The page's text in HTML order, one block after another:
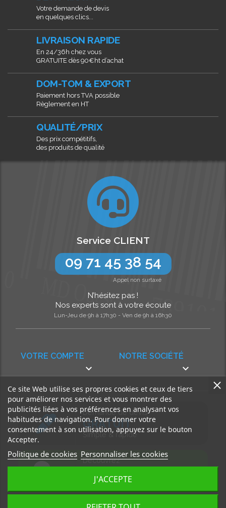
Votre demande de devis
en quelques clics...
LIVRAISON RAPIDE
En 24/36h chez vous
GRATUITE dès 90€ht d’achat
DOM-TOM & EXPORT
Paiement hors TVA possible
Règlement en HT
QUALITÉ/PRIX
Des prix compétitifs,
des produits de qualité
NOTRE SOCIÉTÉ

VOTRE COMPTE

Service CLIENT
09 71 45 38 54
Appel non surtaxé
N’hésitez pas !
Nos experts sont à votre écoute
Lun-Jeu de 9h à 17h30 - Ven de 9h à 16h30
Demande de devis
GRATUIT
Simple & rapide
Découvrez
Accédez à nos articles
Ce site Web utilise ses propres cookies et ceux de tiers
pour améliorer nos services et vous montrer des
publicités liées à vos préférences en analysant vos
habitudes de navigation. Pour donner votre
consentement à son utilisation, appuyez sur le bouton
Accepter.
Politique de cookies Personnaliser les cookies
J'ACCEPTE